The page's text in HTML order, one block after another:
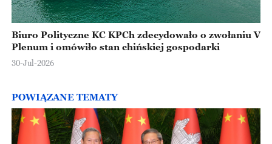
Biuro Polityczne KC KPCh zdecydowało o zwołaniu V
Plenum i omówiło stan chińskiej gospodarki
30-Jul-2026
POWIĄZANE TEMATY